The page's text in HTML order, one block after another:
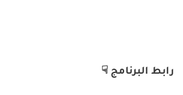
رابط البرنامج ☟